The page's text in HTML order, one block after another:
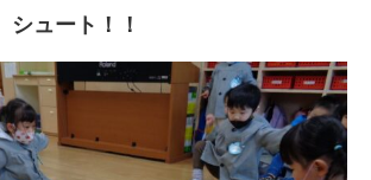
シュート！！